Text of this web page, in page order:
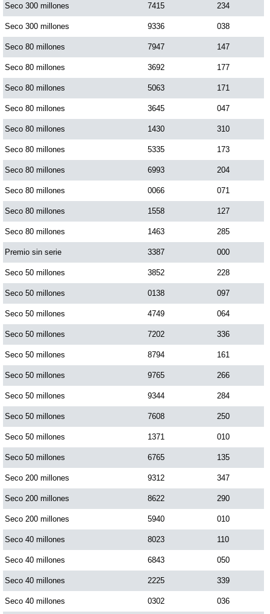
Motilon Tarde
Motilon Noche
Paisita Día
Paisita Noche
Paisita 3
Pick 3 Día
Pick 3 Noche
Pick 4 Día
Pick 4 Noche
Pijao de Oro
Saman de la suerte
Sinuano Día
Sinuano Noche
Super Chontico Noche
Seco 300 millones 7415 234
Seco 300 millones 9336 038
Seco 80 millones 7947 147
Seco 80 millones 3692 177
Seco 80 millones 5063 171
Seco 80 millones 3645 047
Seco 80 millones 1430 310
Seco 80 millones 5335 173
Seco 80 millones 6993 204
Seco 80 millones 0066 071
Seco 80 millones 1558 127
Seco 80 millones 1463 285
Premio sin serie 3387 000
Seco 50 millones 3852 228
Seco 50 millones 0138 097
Seco 50 millones 4749 064
Seco 50 millones 7202 336
Seco 50 millones 8794 161
Seco 50 millones 9765 266
Seco 50 millones 9344 284
Seco 50 millones 7608 250
Seco 50 millones 1371 010
Seco 50 millones 6765 135
Seco 200 millones 9312 347
Seco 200 millones 8622 290
Seco 200 millones 5940 010
Seco 40 millones 8023 110
Seco 40 millones 6843 050
Seco 40 millones 2225 339
Seco 40 millones 0302 036